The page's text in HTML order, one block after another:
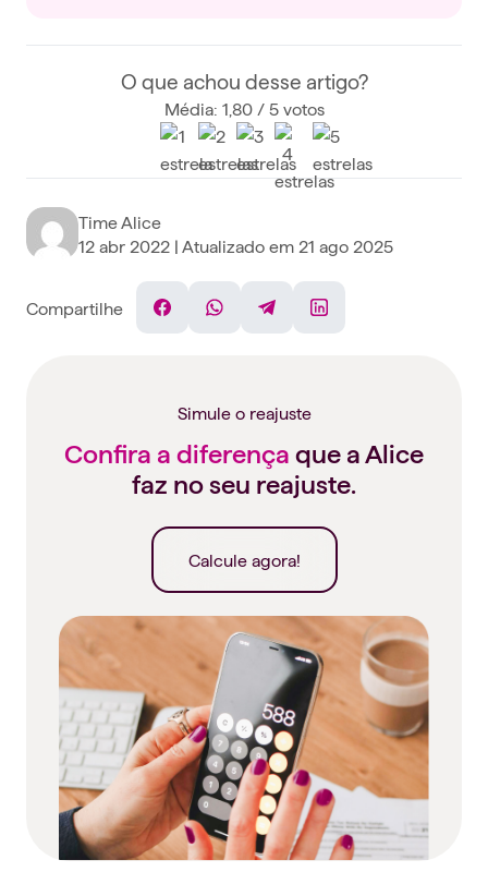
O que achou desse artigo?
Média: 1,80 / 5 votos
Time Alice
12 abr 2022 | Atualizado em 21 ago 2025
Compartilhe
FacebookWhatsAppTelegramLinkedin
Simule o reajuste
Confira a diferença que a Alice
faz no seu reajuste.
Calcule agora!